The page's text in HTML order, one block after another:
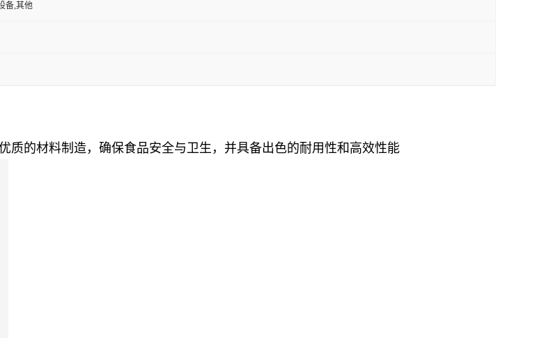
备,其他
质的材料制造，确保食品安全与卫生，并具备出色的耐用性和高效性能